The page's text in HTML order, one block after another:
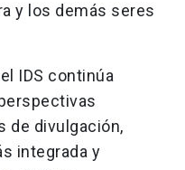
y los demás seres
IDS continúa
de divulgación,
integrada y